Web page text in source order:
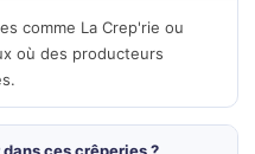
comme La Crep'rie ou
où des producteurs